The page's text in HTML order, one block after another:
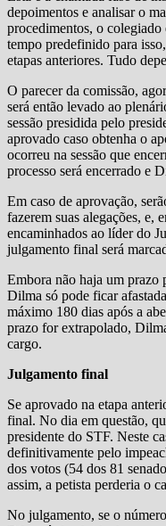
depoimentos e analisar o
procedimentos, o
tempo predefinido para
etapas anteriores. Tudo
O parecer da comissão,
será então levado ao
sessão presidida pelo
aprovado caso obtenha o
ocorreu na sessão que
processo será encerrado e
Em caso de aprovação,
fazerem suas alegações, e,
encaminhados ao líder do
julgamento final será
Embora não haja um prazo
Dilma só pode ficar
máximo 180 dias após a
prazo for extrapolado,
cargo.
Julgamento final
Se aprovado na etapa
final. No dia em questão,
presidente do STF. Neste
definitivamente pelo
dos votos (54 dos 81
assim, a petista perderia o
No julgamento, se o